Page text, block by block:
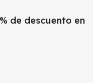
de descuento en